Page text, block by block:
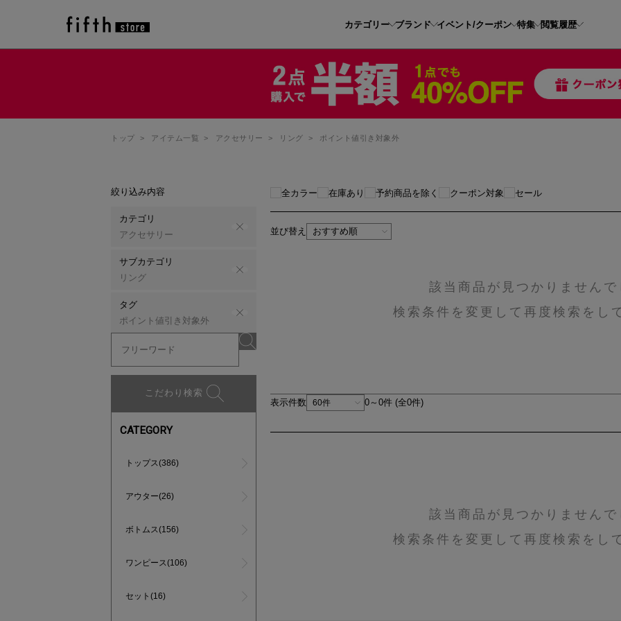
カテゴリー ブランド イベント/クーポン 特集 閲覧履歴
トップ > アイテム一覧 > アクセサリー > リング > ポイント値引き対象外
絞り込み内容
カテゴリ
アクセサリー
サブカテゴリ
リング
タグ
ポイント値引き対象外
こだわり検索
CATEGORY
トップス(386)
アウター(26)
ボトムス(156)
ワンピース(106)
セット(16)
全カラー 在庫あり 予約商品を除く クーポン対象 セール
並び替え
該当商品が見つかりませんで
検索条件を変更して再度検索をし
表示件数 0～0件 (全0件)
該当商品が見つかりませんで
検索条件を変更して再度検索をし